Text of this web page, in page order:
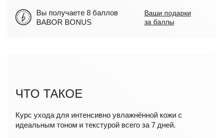
Вы получаете 8 баллов
BABOR BONUS
Ваши подарки
за баллы
ЧТО ТАКОЕ
Курс ухода для интенсивно увлажнённой кожи с
идеальным тоном и текстурой всего за 7 дней.